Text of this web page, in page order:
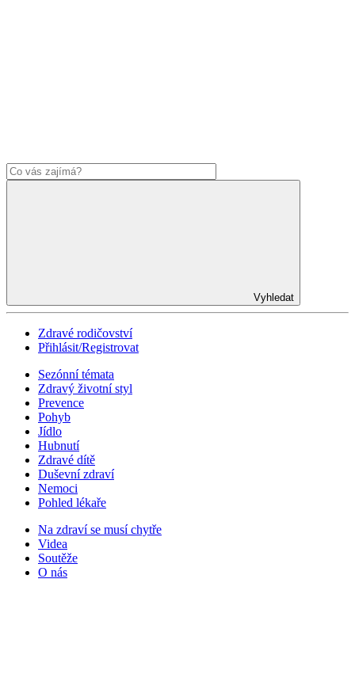
Vyhledat
Zdravé rodičovství
Přihlásit/Registrovat
Sezónní témata
Zdravý životní styl
Prevence
Pohyb
Jídlo
Hubnutí
Zdravé dítě
Duševní zdraví
Nemoci
Pohled lékaře
Na zdraví se musí chytře
Videa
Soutěže
O nás